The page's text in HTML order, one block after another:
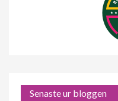
Senaste ur bloggen